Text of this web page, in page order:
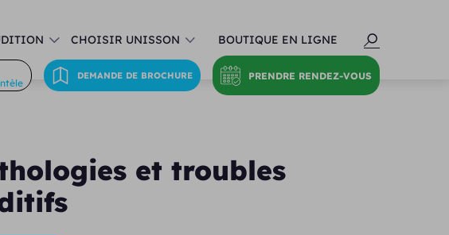
CHOISIR UNISSON BOUTIQUE EN LIGNE
DEMANDE DE BROCHURE PRENDRE RENDEZ-VOUS
et troubles